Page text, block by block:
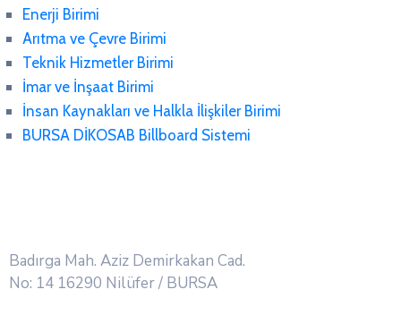
Enerji Birimi
Arıtma ve Çevre Birimi
Teknik Hizmetler Birimi
İmar ve İnşaat Birimi
İnsan Kaynakları ve Halkla İlişkiler Birimi
BURSA DİKOSAB Billboard Sistemi
Badırga Mah. Aziz Demirkakan Cad.
No: 14 16290 Nilüfer / BURSA